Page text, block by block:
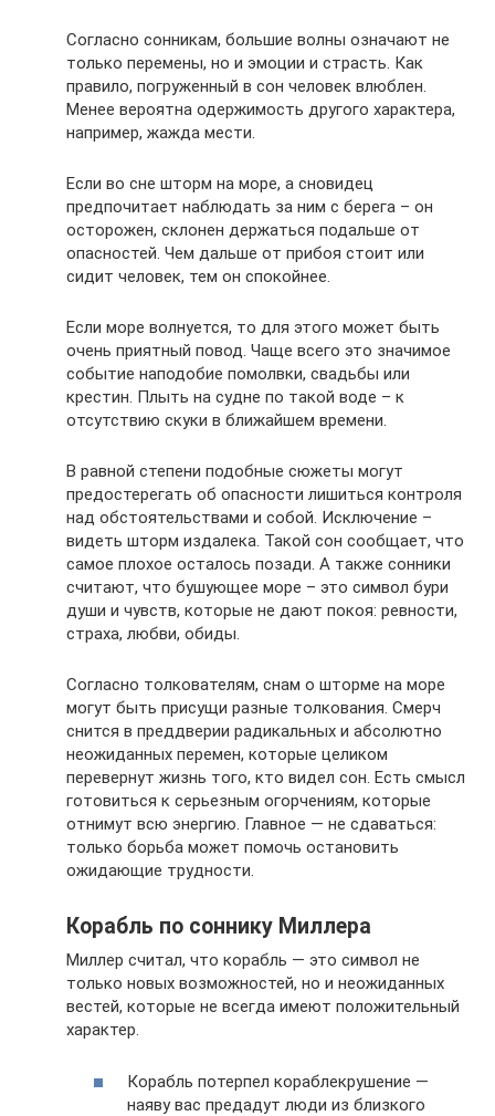
Согласно сонникам, большие волны означают не
только перемены, но и эмоции и страсть. Как
правило, погруженный в сон человек влюблен.
Менее вероятна одержимость другого характера,
например, жажда мести.
Если во сне шторм на море, а сновидец
предпочитает наблюдать за ним с берега – он
осторожен, склонен держаться подальше от
опасностей. Чем дальше от прибоя стоит или
сидит человек, тем он спокойнее.
Если море волнуется, то для этого может быть
очень приятный повод. Чаще всего это значимое
событие наподобие помолвки, свадьбы или
крестин. Плыть на судне по такой воде – к
отсутствию скуки в ближайшем времени.
В равной степени подобные сюжеты могут
предостерегать об опасности лишиться контроля
над обстоятельствами и собой. Исключение –
видеть шторм издалека. Такой сон сообщает, что
самое плохое осталось позади. А также сонники
считают, что бушующее море – это символ бури
души и чувств, которые не дают покоя: ревности,
страха, любви, обиды.
Согласно толкователям, снам о шторме на море
могут быть присущи разные толкования. Смерч
снится в преддверии радикальных и абсолютно
неожиданных перемен, которые целиком
перевернут жизнь того, кто видел сон. Есть смысл
готовиться к серьезным огорчениям, которые
отнимут всю энергию. Главное — не сдаваться:
только борьба может помочь остановить
ожидающие трудности.
Корабль по соннику Миллера
Миллер считал, что корабль — это символ не
только новых возможностей, но и неожиданных
вестей, которые не всегда имеют положительный
характер.
Корабль потерпел кораблекрушение —
наяву вас предадут люди из близкого